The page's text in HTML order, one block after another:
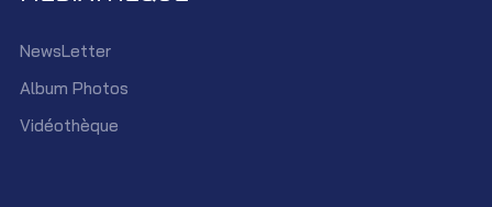
NewsLetter
Album Photos
Vidéothèque